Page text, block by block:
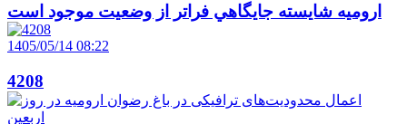
اروميه شايسته جايگاهي فراتر از وضعيت موجود است
1405/05/14 08:22
4208